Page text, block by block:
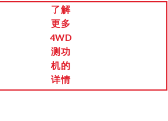
了解
更多
4WD
测功
机的
详情